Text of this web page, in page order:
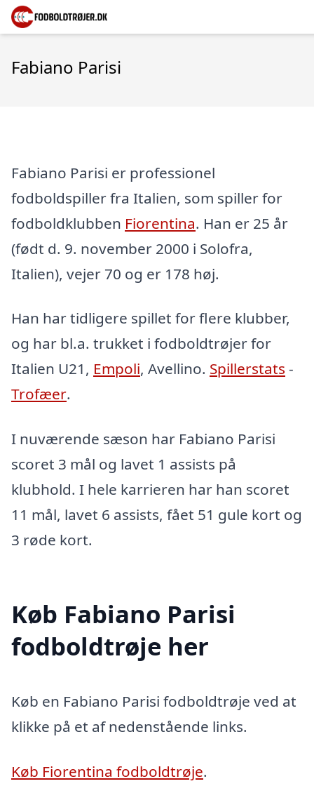
Fabiano Parisi
Fabiano Parisi er professionel
fodboldspiller fra Italien, som spiller for
fodboldklubben Fiorentina. Han er 25 år
(født d. 9. november 2000 i Solofra,
Italien), vejer 70 og er 178 høj.
Han har tidligere spillet for flere klubber,
og har bl.a. trukket i fodboldtrøjer for
Italien U21, Empoli, Avellino. Spillerstats -
Trofæer.
I nuværende sæson har Fabiano Parisi
scoret 3 mål og lavet 1 assists på
klubhold. I hele karrieren har han scoret
11 mål, lavet 6 assists, fået 51 gule kort og
3 røde kort.
Køb Fabiano Parisi
fodboldtrøje her
Køb en Fabiano Parisi fodboldtrøje ved at
klikke på et af nedenstående links.
Køb Fiorentina fodboldtrøje.